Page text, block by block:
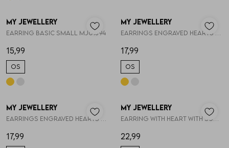
1 /1
My Jewellery
Earring basic small MJ01394
15,99
OS
1 /2
My Jewellery
17,99
OS
1 /2
My Jewellery
17,99
1 /1
My Jewellery
22,99